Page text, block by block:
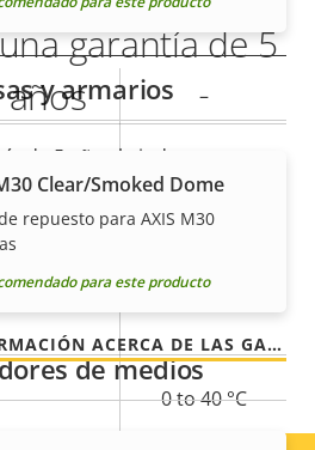
Valor de
la
propiedad
–
–
de
0 to 40 °C
y armarios
Clear/Smoked Dome
repuesto para AXIS M30
para este producto
de medios
garantía de 5
años
de 5 años brinda a nuestros
preocupaciones y un
no hay sorpresas ocultas en
es exactamente lo
OBTENGA MÁS INFORMACIÓN ACERCA DE LAS GARANTÍAS DE AXIS